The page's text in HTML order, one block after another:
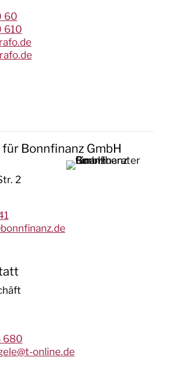
60
610
Bonnfinanz GmbH
2
bonnfinanz.de
680
@t-online.de